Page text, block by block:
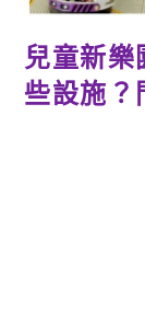
兒童新
些設施？